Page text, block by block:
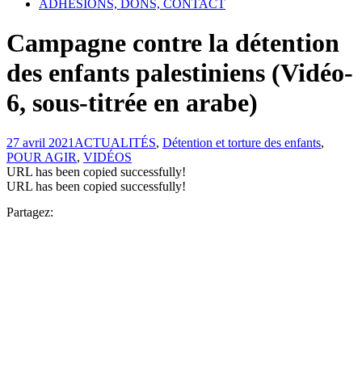
ADHÉSIONS, DONS, CONTACT
Campagne contre la détention
des enfants palestiniens (Vidéo-
6, sous-titrée en arabe)
27 avril 2021 ACTUALITÉS, Détention et torture des enfants,
POUR AGIR, VIDÉOS
URL has been copied successfully!
URL has been copied successfully!
Partagez: